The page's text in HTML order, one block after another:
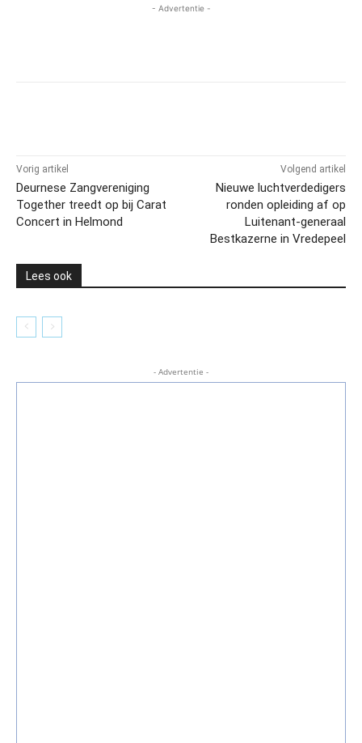
- Advertentie -
Vorig artikel
Deurnese Zangvereniging
Together treedt op bij Carat
Concert in Helmond
Volgend artikel
Nieuwe luchtverdedigers
ronden opleiding af op
Luitenant-generaal
Bestkazerne in Vredepeel
Lees ook
- Advertentie -